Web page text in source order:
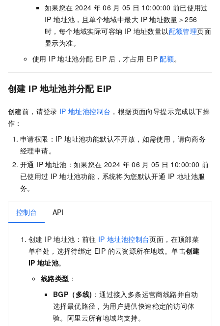
如果您在 2024 年 06 月 05 日 10:00:00 前已使用过
IP 地址池，且单个地域中最大 IP 地址数量＞256
时，每个地域实际可容纳 IP 地址数量以配额管理页面
显示为准。
使用 IP 地址池分配 EIP 后，才占用 EIP配额。
创建 IP 地址池并分配 EIP
创建前，请登录 IP 地址池控制台 ，根据页面向导提示完成以下操
作：
申请权限：IP 地址池功能默认不开放，如需使用，请向商务
经理申请。
开通 IP 地址池：如果您在 2024 年 06 月 05 日 10:00:00 前
已使用过 IP 地址池功能，系统将为您默认开通 IP 地址池服
务。
控制台 API
创建 IP 地址池：前往 IP 地址池控制台页面，在顶部菜
单栏处，选择待绑定 EIP 的云资源所在地域。单击创建
IP 地址池。
线路类型 ：
BGP（多线) ：通过接入多条运营商线路并自动
选择最优路径，为用户提供快速稳定的访问体
验。阿里云所有地域均支持。